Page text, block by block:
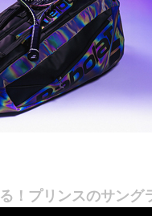
！プリンスのサング